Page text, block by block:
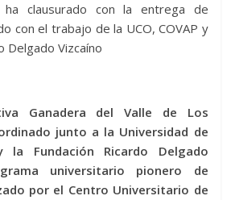
clausurado con la entrega de
con el trabajo de la UCO, COVAP y
Delgado Vizcaíno
Ganadera del Valle de Los
junto a la Universidad de
la Fundación Ricardo Delgado
universitario pionero de
por el Centro Universitario de